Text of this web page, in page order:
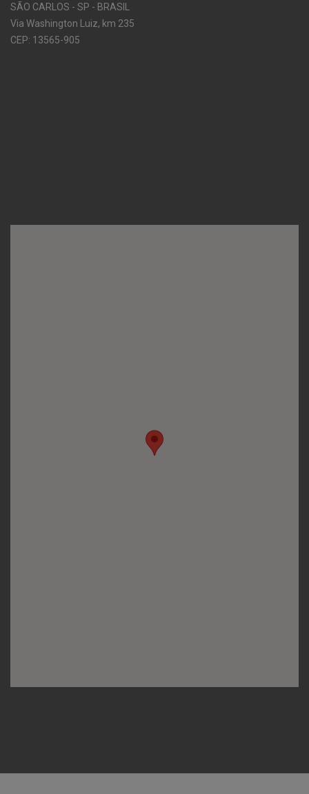
SÃO CARLOS - SP - BRASIL
Via Washington Luiz, km 235
CEP: 13565-905